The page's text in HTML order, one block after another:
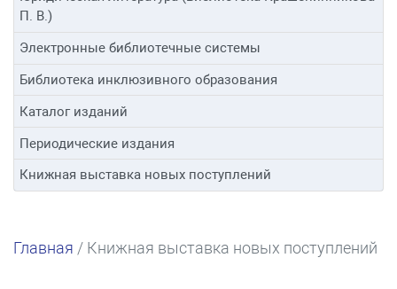
П. В.)
Электронные библиотечные системы
Библиотека инклюзивного образования
Каталог изданий
Периодические издания
Книжная выставка новых поступлений
Главная / Книжная выставка новых поступлений